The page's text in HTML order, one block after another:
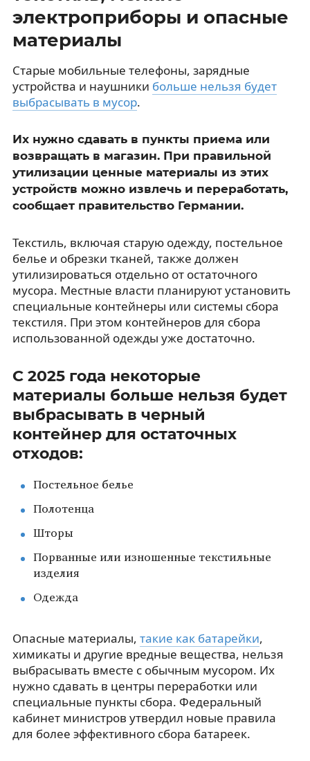
электроприборы и опасные
материалы
Старые мобильные телефоны, зарядные
устройства и наушники больше нельзя будет
выбрасывать в мусор.
Их нужно сдавать в пункты приема или
возвращать в магазин. При правильной
утилизации ценные материалы из этих
устройств можно извлечь и переработать,
сообщает правительство Германии.
Текстиль, включая старую одежду, постельное
белье и обрезки тканей, также должен
утилизироваться отдельно от остаточного
мусора. Местные власти планируют установить
специальные контейнеры или системы сбора
текстиля. При этом контейнеров для сбора
использованной одежды уже достаточно.
С 2025 года некоторые
материалы больше нельзя будет
выбрасывать в черный
контейнер для остаточных
отходов:
Постельное белье
Полотенца
Шторы
Порванные или изношенные текстильные
изделия
Одежда
Опасные материалы, такие как батарейки,
химикаты и другие вредные вещества, нельзя
выбрасывать вместе с обычным мусором. Их
нужно сдавать в центры переработки или
специальные пункты сбора. Федеральный
кабинет министров утвердил новые правила
для более эффективного сбора батареек.